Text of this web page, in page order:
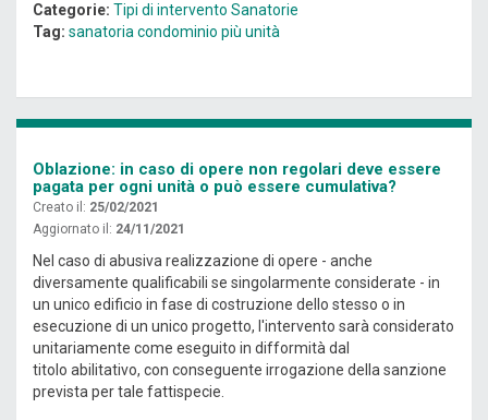
Categorie: Tipi di intervento Sanatorie
Tag: sanatoria condominio più unità
Oblazione: in caso di opere non regolari deve essere
pagata per ogni unità o può essere cumulativa?
Creato il: 25/02/2021
Aggiornato il: 24/11/2021
Nel caso di abusiva realizzazione di opere - anche
diversamente qualificabili se singolarmente considerate - in
un unico edificio in fase di costruzione dello stesso o in
esecuzione di un unico progetto, l'intervento sarà considerato
unitariamente come eseguito in difformità dal
titolo abilitativo, con conseguente irrogazione della sanzione
prevista per tale fattispecie.